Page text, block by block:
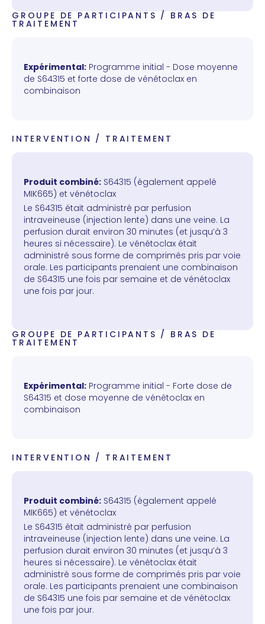
GROUPE DE PARTICIPANTS / BRAS DE
TRAITEMENT
Expérimental: Programme initial - Dose moyenne
de S64315 et forte dose de vénétoclax en
combinaison
INTERVENTION / TRAITEMENT
Produit combiné: S64315 (également appelé
MIK665) et vénétoclax
Le S64315 était administré par perfusion
intraveineuse (injection lente) dans une veine. La
perfusion durait environ 30 minutes (et jusqu’à 3
heures si nécessaire). Le vénétoclax était
administré sous forme de comprimés pris par voie
orale. Les participants prenaient une combinaison
de S64315 une fois par semaine et de vénétoclax
une fois par jour.
GROUPE DE PARTICIPANTS / BRAS DE
TRAITEMENT
Expérimental: Programme initial - Forte dose de
S64315 et dose moyenne de vénétoclax en
combinaison
INTERVENTION / TRAITEMENT
Produit combiné: S64315 (également appelé
MIK665) et vénétoclax
Le S64315 était administré par perfusion
intraveineuse (injection lente) dans une veine. La
perfusion durait environ 30 minutes (et jusqu’à 3
heures si nécessaire). Le vénétoclax était
administré sous forme de comprimés pris par voie
orale. Les participants prenaient une combinaison
de S64315 une fois par semaine et de vénétoclax
une fois par jour.